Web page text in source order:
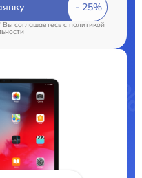
Вы соглашаетесь cполитикой